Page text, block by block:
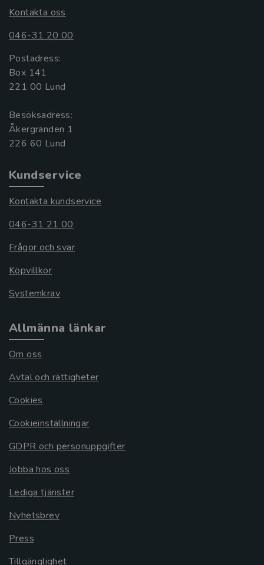
Kontakta oss
046-31 20 00
Postadress:
Box 141
221 00 Lund
Besöksadress:
Åkergränden 1
Kundservice
Kontakta kundservice
046-31 21 00
Frågor och svar
Köpvillkor
Systemkrav
Allmänna länkar
Om oss
Avtal och rättigheter
Cookies
Cookieinställningar
GDPR och personuppgifter
Jobba hos oss
Lediga tjänster
Nyhetsbrev
Press
Tillgänglighet